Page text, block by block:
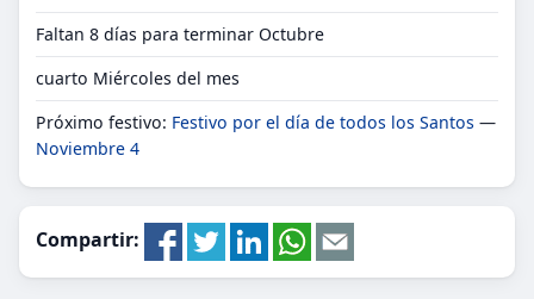
Faltan 8 días para terminar Octubre
cuarto Miércoles del mes
Próximo festivo: Festivo por el día de todos los Santos —
Noviembre 4
Compartir: